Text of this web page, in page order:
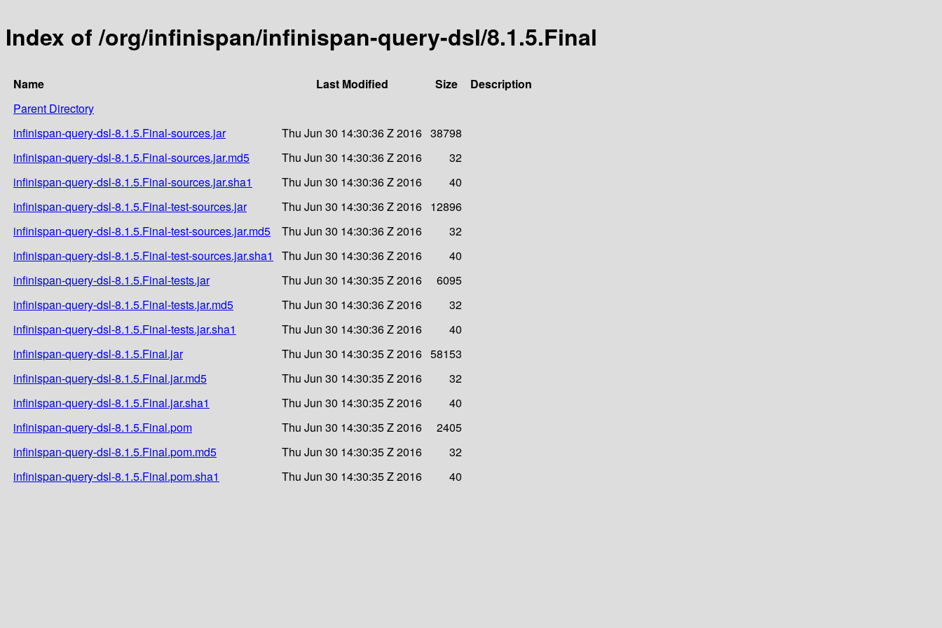
Index of /org/infinispan/infinispan-query-dsl/8.1.5.Final
Name Last Modified Size
Description
Parent Directory
infinispan-query-dsl-8.1.5.Final-sources.jar
Thu Jun 30 14:30:36 Z 2016 38798
infinispan-query-dsl-8.1.5.Final-sources.jar.md5
Thu Jun 30 14:30:36 Z 2016
32
infinispan-query-dsl-8.1.5.Final-sources.jar.sha1
Thu Jun 30 14:30:36 Z 2016
40
infinispan-query-dsl-8.1.5.Final-test-sources.jar
Thu Jun 30 14:30:36 Z 2016 12896
infinispan-query-dsl-8.1.5.Final-test-sources.jar.md5
Thu Jun 30 14:30:36 Z 2016
32
infinispan-query-dsl-8.1.5.Final-test-sources.jar.sha1
Thu Jun 30 14:30:36 Z 2016
40
infinispan-query-dsl-8.1.5.Final-tests.jar
Thu Jun 30 14:30:35 Z 2016
6095
infinispan-query-dsl-8.1.5.Final-tests.jar.md5
Thu Jun 30 14:30:36 Z 2016
32
infinispan-query-dsl-8.1.5.Final-tests.jar.sha1
Thu Jun 30 14:30:36 Z 2016
40
infinispan-query-dsl-8.1.5.Final.jar
Thu Jun 30 14:30:35 Z 2016 58153
infinispan-query-dsl-8.1.5.Final.jar.md5
Thu Jun 30 14:30:35 Z 2016
32
infinispan-query-dsl-8.1.5.Final.jar.sha1
Thu Jun 30 14:30:35 Z 2016
40
infinispan-query-dsl-8.1.5.Final.pom
Thu Jun 30 14:30:35 Z 2016
2405
infinispan-query-dsl-8.1.5.Final.pom.md5
Thu Jun 30 14:30:35 Z 2016
32
infinispan-query-dsl-8.1.5.Final.pom.sha1
Thu Jun 30 14:30:35 Z 2016 40